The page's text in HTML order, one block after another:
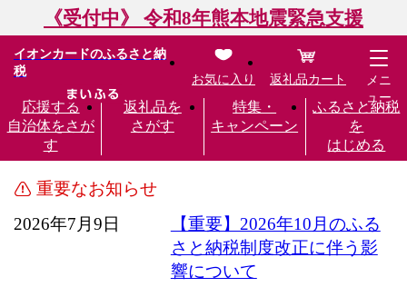
《受付中》 令和8年熊本地震緊急支援
イオンカードのふるさと納
税
応援する
自治体をさが
す
返礼品を
さがす
特集・
キャンペーン
ふるさと納税
を
はじめる
お気に入り 返礼品カート
メニ
ュー
重要なお知らせ
2026年7月9日
【重要】2026年10月のふる
さと納税制度改正に伴う影
響について